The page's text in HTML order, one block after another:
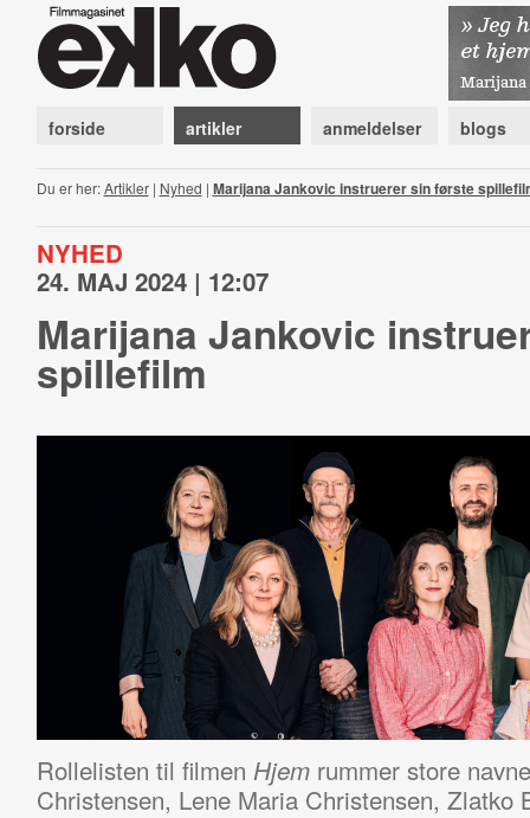
forside artikler anmeldelser blogs
Du er her:Artikler| Nyhed | Marijana Jankovic instruerer sin første
NYHED
24. MAJ 2024 | 12:07
Marijana Jankovic
spillefilm
Rollelisten til filmen Hjem rummer store
Christensen, Lene Maria Christensen, Zlatko